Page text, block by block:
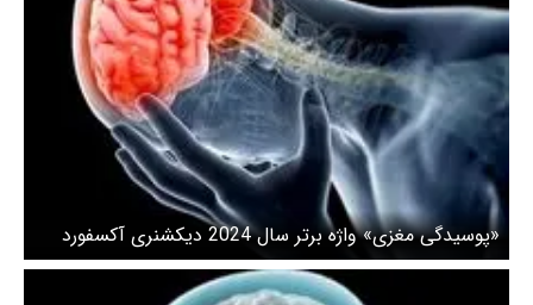
«پوسیدگی مغزی» واژه برتر سال 2024 دیکشنری آکسفورد
شد